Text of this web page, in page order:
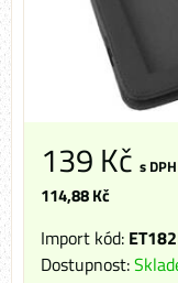
139 Kč s DPH
114,88 Kč
Import kód:
Dostupnost: